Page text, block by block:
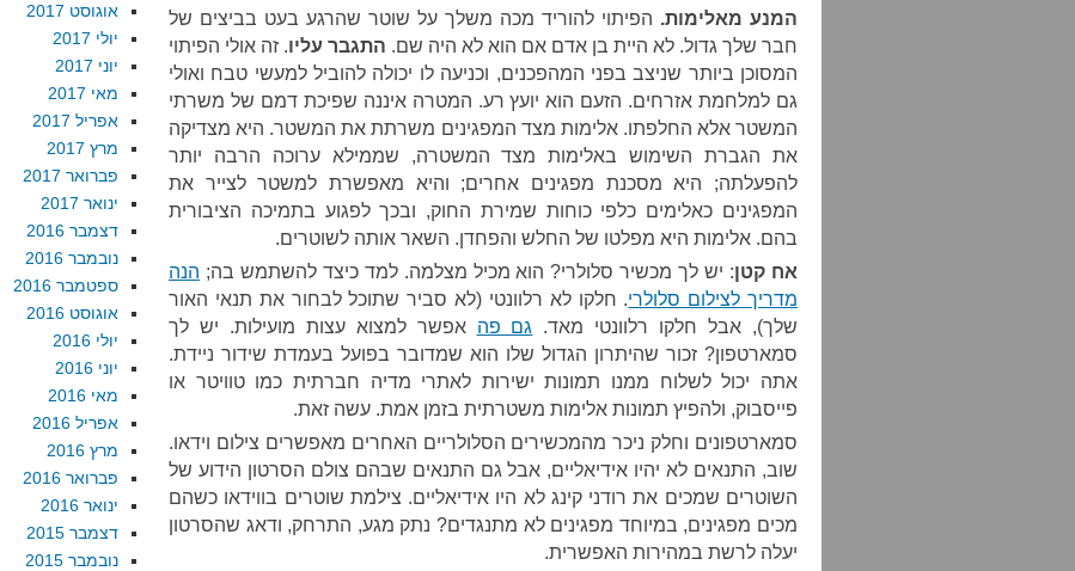
המנע מאלימות. הפיתוי להוריד מכה משלך על שוטר שהרגע בעט בביצים של
חבר שלך גדול. לא היית בן אדם אם הוא לא היה שם. התגבר עליו. זה אולי הפיתוי
המסוכן ביותר שניצב בפני המהפכנים, וכניעה לו יכולה להוביל למעשי טבח ואולי
גם למלחמת אזרחים. הזעם הוא יועץ רע. המטרה איננה שפיכת דמם של משרתי
המשטר אלא החלפתו. אלימות מצד המפגינים משרתת את המשטר. היא מצדיקה
את הגברת השימוש באלימות מצד המשטרה, שממילא ערוכה הרבה יותר
להפעלתה; היא מסכנת מפגינים אחרים; והיא מאפשרת למשטר לצייר את
המפגינים כאלימים כלפי כוחות שמירת החוק, ובכך לפגוע בתמיכה הציבורית
בהם. אלימות היא מפלטו של החלש והפחדן. השאר אותה לשוטרים.
אח קטן: יש לך מכשיר סלולרי? הוא מכיל מצלמה. למד כיצד להשתמש בה; הנה
מדריך לצילום סלולרי. חלקו לא רלוונטי (לא סביר שתוכל לבחור את תנאי האור
שלך), אבל חלקו רלוונטי מאד. גם פה אפשר למצוא עצות מועילות. יש לך
סמארטפון? זכור שהיתרון הגדול שלו הוא שמדובר בפועל בעמדת שידור ניידת.
אתה יכול לשלוח ממנו תמונות ישירות לאתרי מדיה חברתית כמו טוויטר או
פייסבוק, ולהפיץ תמונות אלימות משטרתית בזמן אמת. עשה זאת.
סמארטפונים וחלק ניכר מהמכשירים הסלולריים האחרים מאפשרים צילום וידאו.
שוב, התנאים לא יהיו אידיאליים, אבל גם התנאים שבהם צולם הסרטון הידוע של
השוטרים שמכים את רודני קינג לא היו אידיאליים. צילמת שוטרים בווידאו כשהם
מכים מפגינים, במיוחד מפגינים לא מתנגדים? נתק מגע, התרחק, ודאג שהסרטון
יעלה לרשת במהירות האפשרית.
אוגוסט 2017
יולי 2017
יוני 2017
מאי 2017
אפריל 2017
מרץ 2017
פברואר 2017
ינואר 2017
דצמבר 2016
נובמבר 2016
ספטמבר 2016
אוגוסט 2016
יולי 2016
יוני 2016
מאי 2016
אפריל 2016
מרץ 2016
פברואר 2016
ינואר 2016
דצמבר 2015
נובמבר 2015